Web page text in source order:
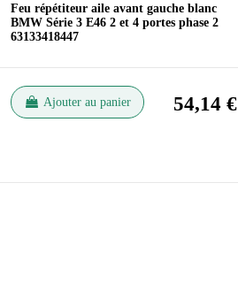
Feu répétiteur aile avant gauche blanc
BMW Série 3 E46 2 et 4 portes phase 2
63133418447
Ajouter au panier 54,14 €